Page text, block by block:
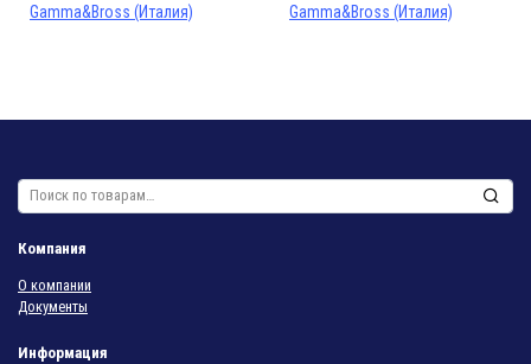
Gamma&Bross (Италия) Gamma&Bross (Италия)
Искать:
Компания
О компании
Документы
Информация